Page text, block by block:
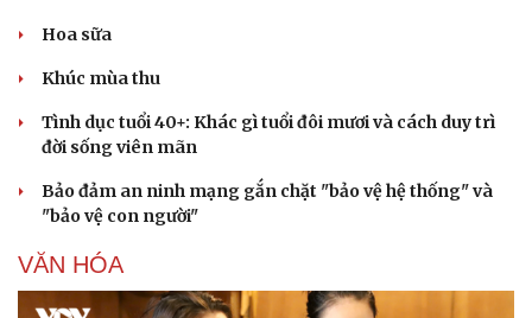
Hoa sữa
Khúc mùa thu
Tình dục tuổi 40+: Khác gì tuổi đôi mươi và cách duy trì
đời sống viên mãn
Bảo đảm an ninh mạng gắn chặt "bảo vệ hệ thống" và
"bảo vệ con người"
VĂN HÓA